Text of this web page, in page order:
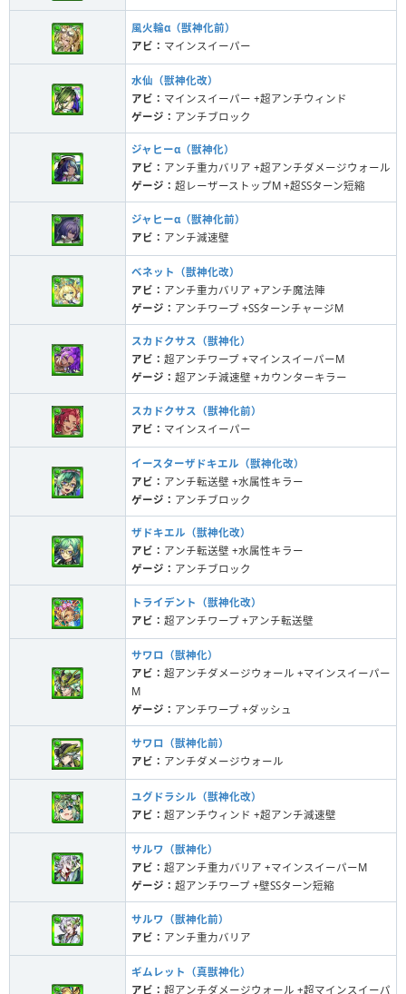
風火輪α（獣神化前）
アビ： マインスイーパー
水仙（獣神化改）
アビ： マインスイーパー +超アンチウィンド
ゲージ： アンチブロック
ジャヒーα（獣神化）
アビ： アンチ重力バリア +超アンチダメージウォール
ゲージ： 超レーザーストップM +超SSターン短縮
ジャヒーα（獣神化前）
アビ： アンチ減速壁
ベネット（獣神化改）
アビ： アンチ重力バリア +アンチ魔法陣
ゲージ： アンチワープ +SSターンチャージM
スカドクサス（獣神化）
アビ： 超アンチワープ +マインスイーパーM
ゲージ： 超アンチ減速壁 +カウンターキラー
スカドクサス（獣神化前）
アビ： マインスイーパー
イースターザドキエル（獣神化改）
アビ： アンチ転送壁 +水属性キラー
ゲージ： アンチブロック
ザドキエル（獣神化改）
アビ： アンチ転送壁 +水属性キラー
ゲージ： アンチブロック
トライデント（獣神化改）
アビ： 超アンチワープ +アンチ転送壁
サワロ（獣神化）
アビ： 超アンチダメージウォール +マインスイーパー
M
ゲージ： アンチワープ +ダッシュ
サワロ（獣神化前）
アビ： アンチダメージウォール
ユグドラシル（獣神化改）
アビ： 超アンチウィンド +超アンチ減速壁
サルワ（獣神化）
アビ： 超アンチ重力バリア +マインスイーパーM
ゲージ： 超アンチワープ +壁SSターン短縮
サルワ（獣神化前）
アビ： アンチ重力バリア
ギムレット（真獣神化）
アビ： 超アンチダメージウォール +超マインスイーパ